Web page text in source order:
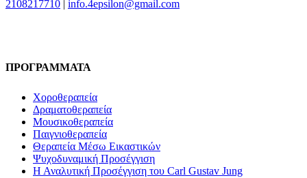
2108217710 ​ | info.4epsilon@gmail.com
ΠΡΟΓΡΑΜΜΑΤΑ
Χοροθεραπεία
Δραματοθεραπεία
Μουσικοθεραπεία
Παιγνιοθεραπεία
Θεραπεία Μέσω Εικαστικών
Ψυχοδυναμική Προσέγγιση
Η Αναλυτική Προσέγγιση του Carl Gustav Jung